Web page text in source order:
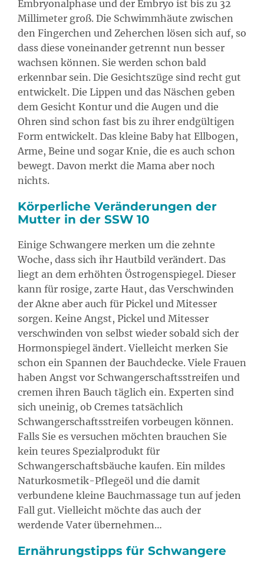
Embryonalphase und der Embryo ist bis zu 32
Millimeter groß. Die Schwimmhäute zwischen
den Fingerchen und Zeherchen lösen sich auf, so
dass diese voneinander getrennt nun besser
wachsen können. Sie werden schon bald
erkennbar sein. Die Gesichtszüge sind recht gut
entwickelt. Die Lippen und das Näschen geben
dem Gesicht Kontur und die Augen und die
Ohren sind schon fast bis zu ihrer endgültigen
Form entwickelt. Das kleine Baby hat Ellbogen,
Arme, Beine und sogar Knie, die es auch schon
bewegt. Davon merkt die Mama aber noch
nichts.
Körperliche Veränderungen der
Mutter in der SSW 10
Einige Schwangere merken um die zehnte
Woche, dass sich ihr Hautbild verändert. Das
liegt an dem erhöhten Östrogenspiegel. Dieser
kann für rosige, zarte Haut, das Verschwinden
der Akne aber auch für Pickel und Mitesser
sorgen. Keine Angst, Pickel und Mitesser
verschwinden von selbst wieder sobald sich der
Hormonspiegel ändert. Vielleicht merken Sie
schon ein Spannen der Bauchdecke. Viele Frauen
haben Angst vor Schwangerschaftsstreifen und
cremen ihren Bauch täglich ein. Experten sind
sich uneinig, ob Cremes tatsächlich
Schwangerschaftsstreifen vorbeugen können.
Falls Sie es versuchen möchten brauchen Sie
kein teures Spezialprodukt für
Schwangerschaftsbäuche kaufen. Ein mildes
Naturkosmetik-Pflegeöl und die damit
verbundene kleine Bauchmassage tun auf jeden
Fall gut. Vielleicht möchte das auch der
werdende Vater übernehmen…
Ernährungstipps für Schwangere